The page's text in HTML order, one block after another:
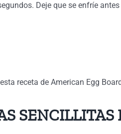
Deje que se enfríe antes
receta de American Egg
SENCILLITAS